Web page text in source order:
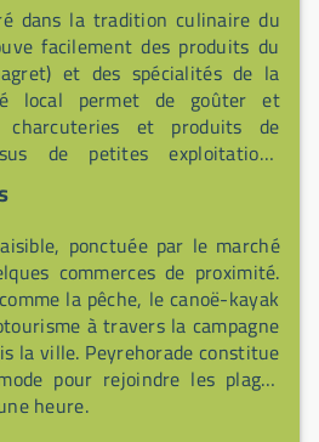
dans la tradition culinaire du
facilement des produits du
et des spécialités de la
local permet de goûter et
charcuteries et produits de
de petites exploitations
ponctuée par le marché
commerces de proximité.
la pêche, le canoë-kayak
à travers la campagne
la ville. Peyrehorade constitue
pour rejoindre les plages
heure.